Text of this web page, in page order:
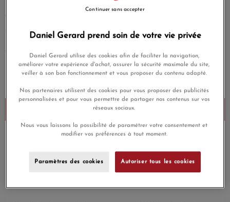
pochon en velours , son certificat d?authenticité et un lien
de rechange noir.
Tendance.
100,00 €
Ajouter au panier
Daniel Gerard prend soin de votre vie privée
Daniel Gerard utilise des cookies afin de faciliter la navigation,
améliorer votre expérience d'achat, assurer la sécurité maximale du site,
veiller à son bon fonctionnement et vous proposer du contenu adapté.
Nos partenaires utilisent des cookies pour vous proposer des publicités
personnalisées et pour vous permettre de partager nos contenus sur vos
réseaux sociaux.
Nous vous laissons la possibilité de paramétrer votre consentement et
modifier vos préférences à tout moment.
Paramètres des cookies Autoriser tous les cookies
Continuer sans accepter